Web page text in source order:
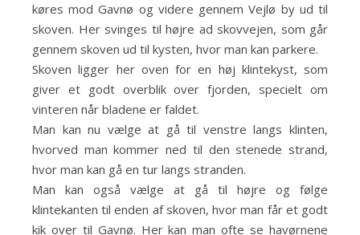
køres mod Gavnø og videre gennem Vejlø by ud til
skoven. Her svinges til højre ad skovvejen, som går
gennem skoven ud til kysten, hvor man kan parkere.
Skoven ligger her oven for en høj klintekyst, som
giver et godt overblik over fjorden, specielt om
vinteren når bladene er faldet.
Man kan nu vælge at gå til venstre langs klinten,
hvorved man kommer ned til den stenede strand,
hvor man kan gå en tur langs stranden.
Man kan også vælge at gå til højre og følge
klintekanten til enden af skoven, hvor man får et godt
kik over til Gavnø. Her kan man ofte se havørnene